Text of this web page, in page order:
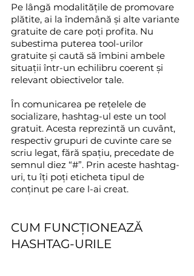
Pe lângă modalitățile de promovare
plătite, ai la îndemână și alte variante
gratuite de care poți profita. Nu
subestima puterea tool-urilor
gratuite și caută să îmbini ambele
situații într-un echilibru coerent și
relevant obiectivelor tale.
În comunicarea pe rețelele de
socializare, hashtag-ul este un tool
gratuit. Acesta reprezintă un cuvânt,
respectiv grupuri de cuvinte care se
scriu legat, fără spațiu, precedate de
semnul diez “#”. Prin aceste hashtag-
uri, tu îți poți eticheta tipul de
conținut pe care l-ai creat.
CUM FUNCȚIONEAZĂ
HASHTAG-URILE